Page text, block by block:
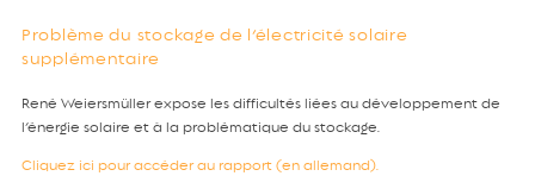
Problème du stockage de l’électricité solaire
supplémentaire
René Weiersmüller expose les difficultés liées au développement de
l’énergie solaire et à la problématique du stockage.
Cliquez ici pour accéder au rapport (en allemand).